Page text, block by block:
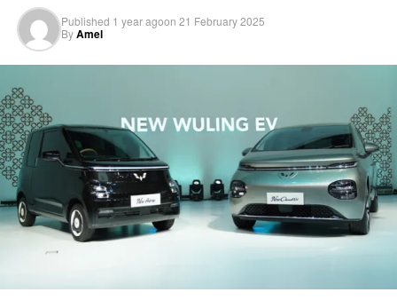
Published 1 year agoon 21 February 2025
ByAmel